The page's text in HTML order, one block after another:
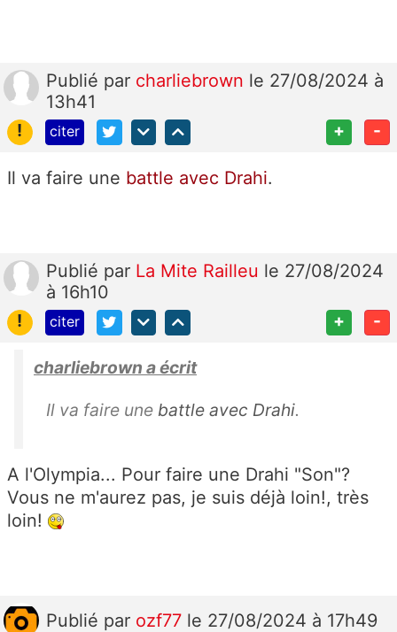
Publié par charliebrown le 27/08/2024 à
13h41
!
citer + -
Il va faire une battle avec Drahi.
Publié par La Mite Railleu le 27/08/2024
à 16h10
!
citer + -
charliebrown a écrit
Il va faire une battle avec Drahi.
A l'Olympia... Pour faire une Drahi "Son"?
Vous ne m'aurez pas, je suis déjà loin!, très
loin!
Publié par ozf77 le 27/08/2024 à 17h49